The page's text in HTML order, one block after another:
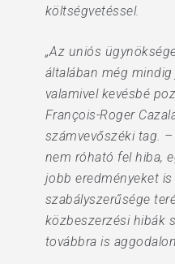
költségvetéssel.
„Az uniós
általában még
valamivel kevésbé
François-Roger
számvevőszéki tag.
nem róható fel hiba,
jobb eredményeket
szabályszerűsége
közbeszerzési hibák
továbbra is